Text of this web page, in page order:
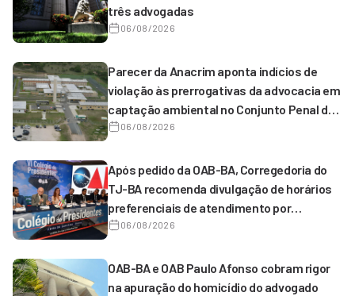
três advogadas
06/08/2026
Parecer da Anacrim aponta indícios de
violação às prerrogativas da advocacia em
captação ambiental no Conjunto Penal de
Serrinha
06/08/2026
Após pedido da OAB-BA, Corregedoria do
TJ-BA recomenda divulgação de horários
preferenciais de atendimento por
magistrados de 1º grau
06/08/2026
OAB-BA e OAB Paulo Afonso cobram rigor
na apuração do homicídio do advogado